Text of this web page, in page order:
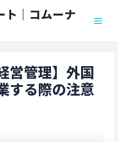
ト｜コムーナ
営管理】外国
する際の注意